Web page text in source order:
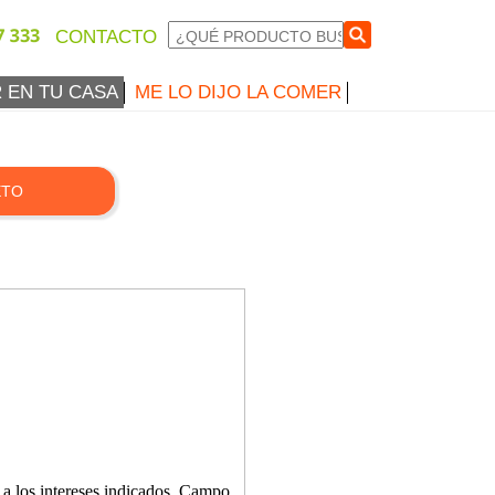
CONTACTO
EN TU CASA ME LO DIJO LA COMER
los intereses indicados. Campo